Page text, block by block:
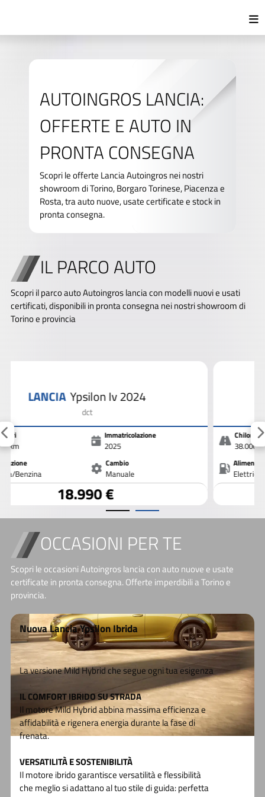
AUTOINGROS LANCIA:
OFFERTE E AUTO IN
PRONTA CONSEGNA
Scopri le offerte Lancia Autoingros nei nostri
showroom di Torino, Borgaro Torinese, Piacenza e
Rosta, tra auto nuove, usate certificate e stock in
pronta consegna.
IL PARCO AUTO
Scopri il parco auto Autoingros lancia con modelli nuovi e usati
certificati, disponibili in pronta consegna nei nostri showroom di
Torino e provincia
LANCIAYpsilon
Ypsilon 1.0 firefly hybrid Silver s&s 70cv
Immatricolazione
Elettrica/Benzina
11.800 €
OCCASIONI PER TE
Scopri le occasioni Autoingros lancia con auto nuove e usate
certificate in pronta consegna. Offerte imperdibili a Torino e
provincia.
Nuova Lancia Ypsilon Elettrica
Nasce Nuova Lancia Ypsilon. L’ eleganza
LA PUREZZA DELLE GEOMETRIE ISPIRATA DALLE
ICONE LANCIA
Il frontale reinterpreta la storica calandra Lancia: il